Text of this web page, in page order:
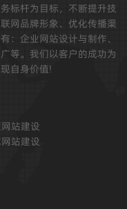
标杆为目标，不断提升技
网品牌形象、优化传播渠
：企业网站设计与制作、
等。我们以客户的成功为
自身价值!
站建设
站建设